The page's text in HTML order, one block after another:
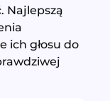
Najlepszą
ich głosu do